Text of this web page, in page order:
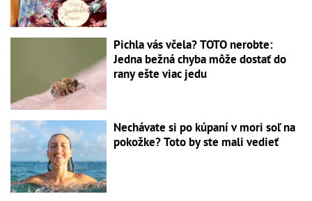
Pichla vás včela? TOTO nerobte:
Jedna bežná chyba môže dostať do
rany ešte viac jedu
Nechávate si po kúpaní v mori soľ na
pokožke? Toto by ste mali vedieť